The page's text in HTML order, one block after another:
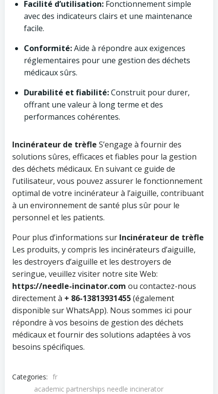
Facilité d’utilisation: Fonctionnement simple
avec des indicateurs clairs et une maintenance
facile.
Conformité:Aide à répondre aux exigences
réglementaires pour une gestion des déchets
médicaux sûrs.
Durabilité et fiabilité:Construit pour durer,
offrant une valeur à long terme et des
performances cohérentes.
Incinérateur de trèfle S’engage à fournir des
solutions sûres, efficaces et fiables pour la gestion
des déchets médicaux. En suivant ce guide de
l’utilisateur, vous pouvez assurer le fonctionnement
optimal de votre incinérateur à l’aiguille, contribuant
à un environnement de santé plus sûr pour le
personnel et les patients.
Pour plus d’informations sur Incinérateur de trèfle
Les produits, y compris les incinérateurs d’aiguille,
les destroyers d’aiguille et les destroyers de
seringue, veuillez visiter notre site Web:
https://needle-incinator.com ou contactez-nous
directement à + 86-13813931455(également
disponible sur WhatsApp). Nous sommes ici pour
répondre à vos besoins de gestion des déchets
médicaux et fournir des solutions adaptées à vos
besoins spécifiques.
Categories: fr
academic partnerships needle incinerator